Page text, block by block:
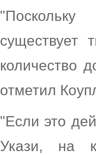
существует
количество
отметил
"Если это
Укази, на